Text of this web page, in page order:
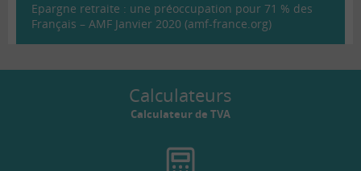
Epargne retraite : une préoccupation pour 71 % des
Français – AMF Janvier 2020 (amf-france.org)
Calculateurs
Calculateur de TVA